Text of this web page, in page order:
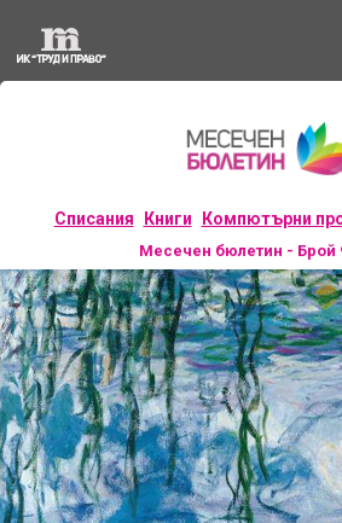
Списания Книги Компютърни
Месечен бюлетин - Брой